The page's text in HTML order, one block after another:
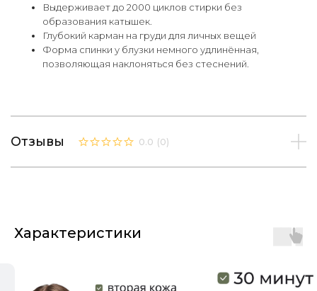
Выдерживает до 2000 циклов стирки без
образования катышек.
Глубокий карман на груди для личных вещей
Форма спинки у блузки немного удлинённая,
позволяющая наклоняться без стеснений.
Отзывы 0.0 (0)
Характеристики